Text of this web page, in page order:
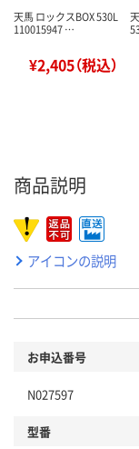
天馬 ロックスBOX 530L
110015947 …
¥2,405（税込）
商品説明
アイコンの説明
お申込番号
N027597
型番